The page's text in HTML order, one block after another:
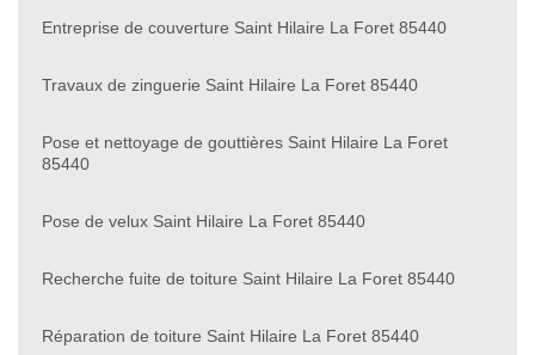
Entreprise de couverture Saint Hilaire La Foret 85440
Travaux de zinguerie Saint Hilaire La Foret 85440
Pose et nettoyage de gouttières Saint Hilaire La Foret
85440
Pose de velux Saint Hilaire La Foret 85440
Recherche fuite de toiture Saint Hilaire La Foret 85440
Réparation de toiture Saint Hilaire La Foret 85440